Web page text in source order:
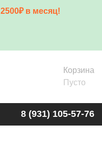
в месяц!
Корзина
Пусто
8 (931) 105-57-76